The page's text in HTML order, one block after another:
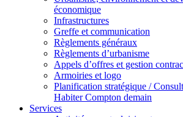
économique
Infrastructures
Greffe et communication
Règlements généraux
Règlements d’urbanisme
Appels d’offres et gestion
Armoiries et logo
Planification stratégique /
Habiter Compton demain
Services